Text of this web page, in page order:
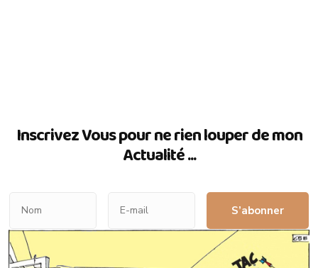
Inscrivez Vous pour ne rien louper de mon
Actualité ...
S’abonner